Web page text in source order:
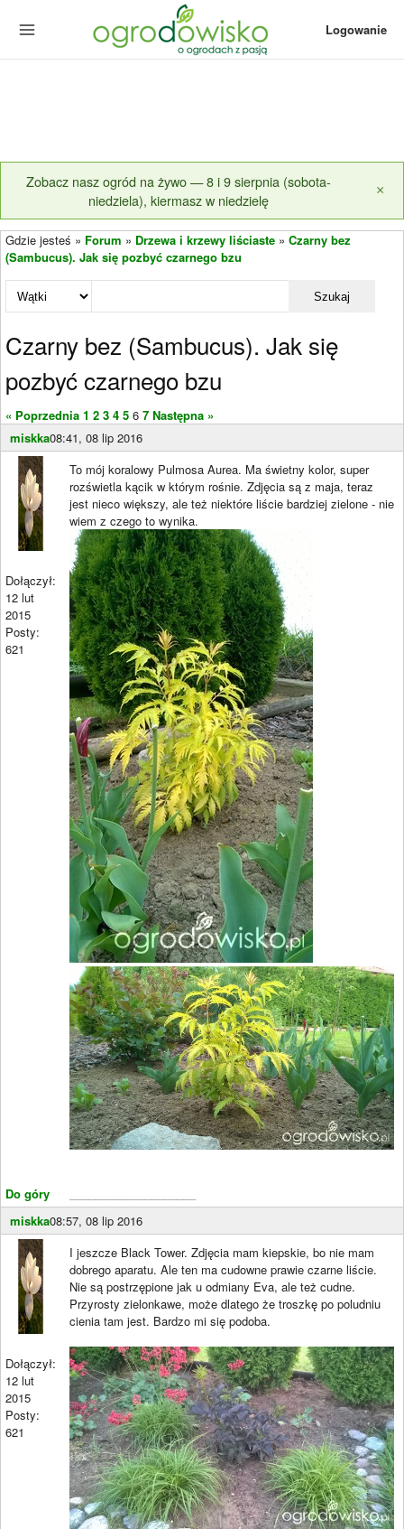
Logowanie
Zobacz nasz ogród na żywo — 8 i 9 sierpnia (sobota-
niedziela), kiermasz w niedzielę
×
Gdzie jesteś » Forum » Drzewa i krzewy liściaste » Czarny bez
(Sambucus). Jak się pozbyć czarnego bzu
Szukaj
Czarny bez (Sambucus). Jak się
pozbyć czarnego bzu
« Poprzednia 1 2 3 4 5 6 7 Następna »
miskka08:41, 08 lip 2016
Dołączył:
12 lut
2015
Posty:
621
Do góry
To mój koralowy Pulmosa Aurea. Ma świetny kolor, super
rozświetla kącik w którym rośnie. Zdjęcia są z maja, teraz
jest nieco większy, ale też niektóre liście bardziej zielone - nie
wiem z czego to wynika.
miskka08:57, 08 lip 2016
Dołączył:
12 lut
2015
Posty:
621
I jeszcze Black Tower. Zdjęcia mam kiepskie, bo nie mam
dobrego aparatu. Ale ten ma cudowne prawie czarne liście.
Nie są postrzępione jak u odmiany Eva, ale też cudne.
Przyrosty zielonkawe, może dlatego że troszkę po poludniu
cienia tam jest. Bardzo mi się podoba.